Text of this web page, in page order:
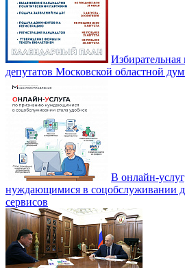
депутатов Московской областной
В онлайн-
нуждающимися в соцобслуживании
сервисов